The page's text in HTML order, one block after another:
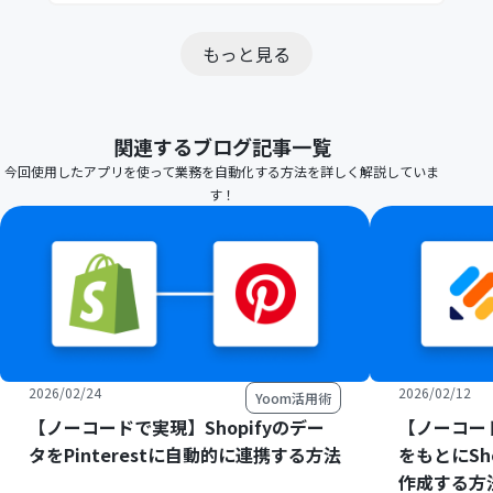
もっと見る
関連するブログ記事一覧
今回使用したアプリを使って業務を自動化する方法を詳しく解説していま
す！
2026/02/24 Yoom活用術
【ノーコードで実現】Shopifyのデー
タをPinterestに自動的に連携する方法
2026/02/12
【ノーコ
をもとに
作成する方